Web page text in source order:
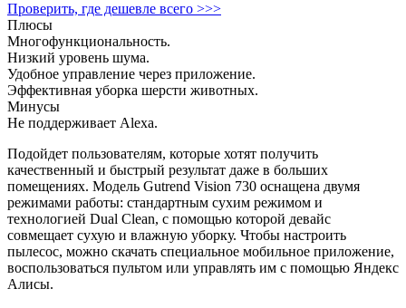
Проверить, где дешевле всего >>>
Плюсы
Многофункциональность.
Низкий уровень шума.
Удобное управление через приложение.
Эффективная уборка шерсти животных.
Минусы
Не поддерживает Alexa.
Подойдет пользователям, которые хотят получить
качественный и быстрый результат даже в больших
помещениях. Модель Gutrend Vision 730 оснащена двумя
режимами работы: стандартным сухим режимом и
технологией Dual Clean, с помощью которой девайс
совмещает сухую и влажную уборку. Чтобы настроить
пылесос, можно скачать специальное мобильное приложение,
воспользоваться пультом или управлять им с помощью Яндекс
Алисы.